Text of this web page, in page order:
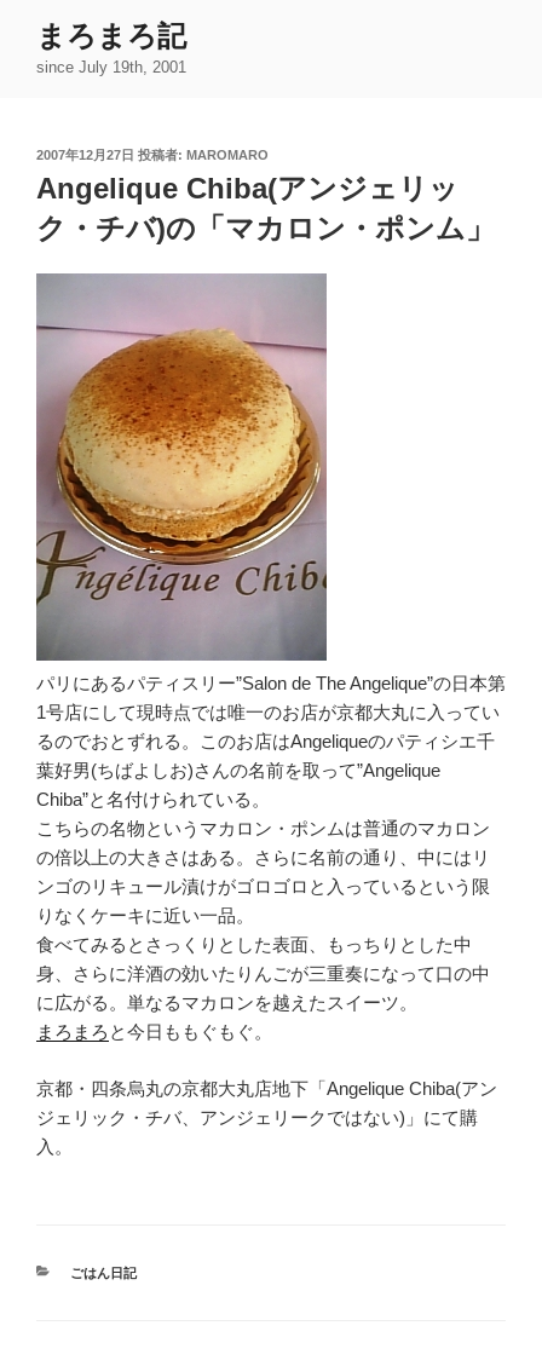
まろまろ記
since July 19th, 2001
投
稿
日:
2007年12月27日 投稿者: MAROMARO
Angelique Chiba(アンジェリッ
ク・チバ)の「マカロン・ポンム」
パリにあるパティスリー”Salon de The Angelique”の日本第
1号店にして現時点では唯一のお店が京都大丸に入ってい
るのでおとずれる。このお店はAngeliqueのパティシエ千
葉好男(ちばよしお)さんの名前を取って”Angelique
Chiba”と名付けられている。
こちらの名物というマカロン・ポンムは普通のマカロン
の倍以上の大きさはある。さらに名前の通り、中にはリ
ンゴのリキュール漬けがゴロゴロと入っているという限
りなくケーキに近い一品。
食べてみるとさっくりとした表面、もっちりとした中
身、さらに洋酒の効いたりんごが三重奏になって口の中
に広がる。単なるマカロンを越えたスイーツ。
まろまろ と今日ももぐもぐ。
京都・四条烏丸の京都大丸店地下「Angelique Chiba(アン
ジェリック・チバ、アンジェリークではない)」にて購
入。
カ
ごはん日記